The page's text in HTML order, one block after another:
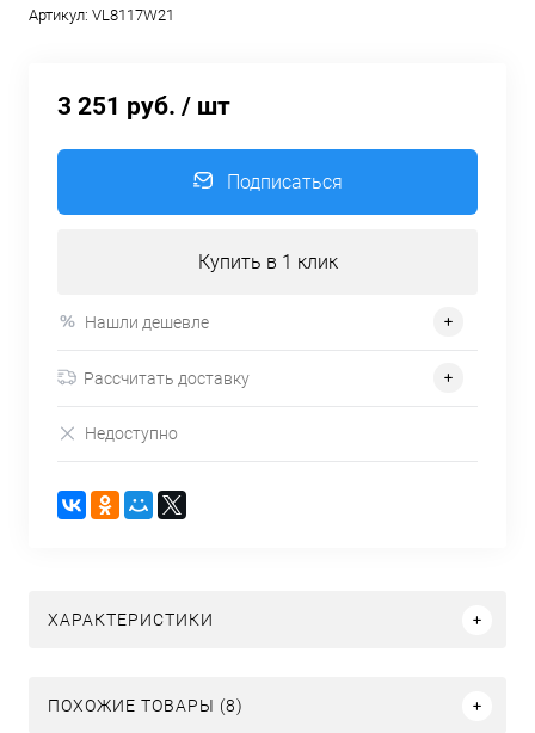
Артикул: VL8117W21
3 251 руб. / шт
Подписаться
Купить в 1 клик
Нашли дешевле
Рассчитать доставку
Недоступно
ХАРАКТЕРИСТИКИ
ПОХОЖИЕ ТОВАРЫ (8)